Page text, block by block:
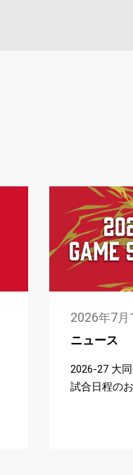
2026年7月
ニュース
2026-27 大同
試合日程の